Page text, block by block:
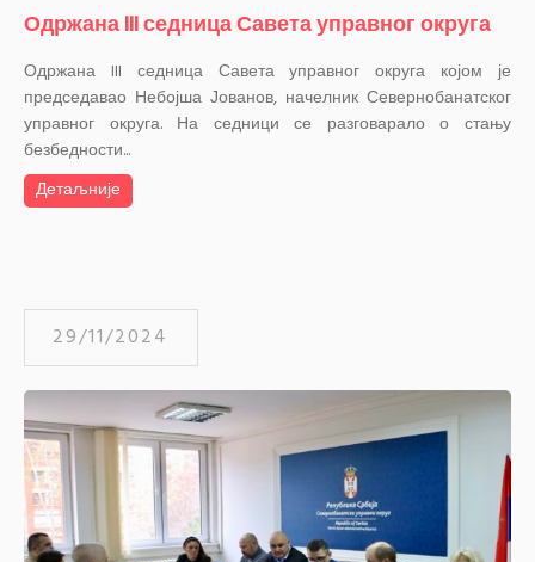
Одржана III седница Савета управног округа
Одржана III седница Савета управног округа којом је
председавао Небојша Јованов, начелник Севернобанатског
управног округа. На седници се разговарало о стању
безбедности...
Детаљније
29/11/2024